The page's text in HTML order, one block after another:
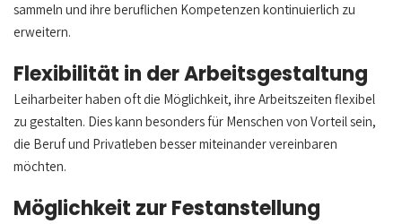
sammeln und ihre beruflichen Kompetenzen kontinuierlich zu
erweitern.
Flexibilität in der Arbeitsgestaltung
Leiharbeiter haben oft die Möglichkeit, ihre Arbeitszeiten flexibel
zu gestalten. Dies kann besonders für Menschen von Vorteil sein,
die Beruf und Privatleben besser miteinander vereinbaren
möchten.
Möglichkeit zur Festanstellung